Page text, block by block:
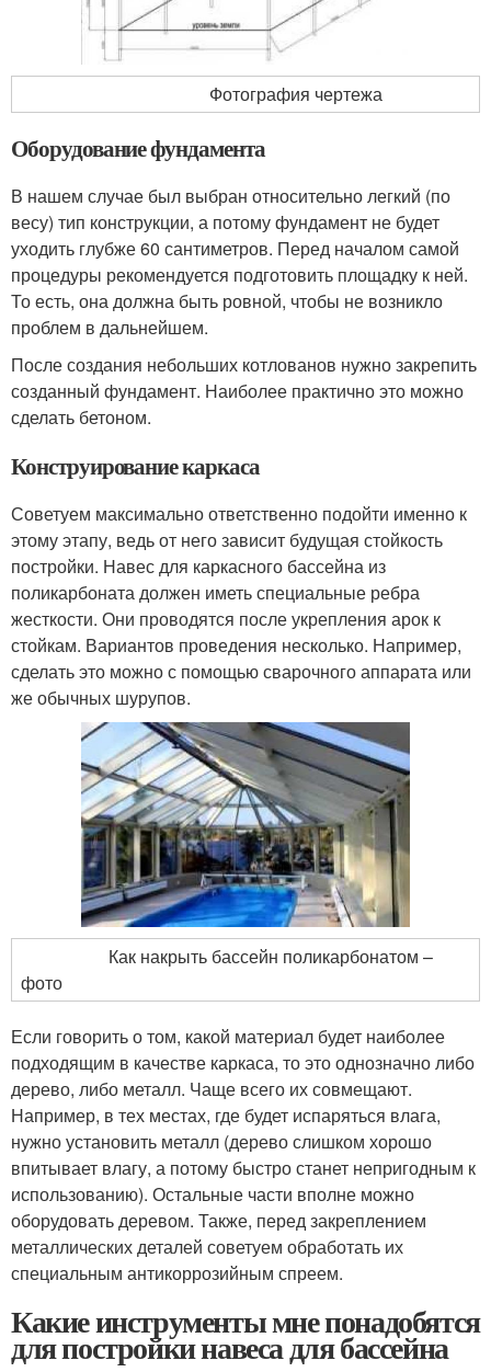
Фотография чертежа
Оборудование фундамента
В нашем случае был выбран относительно легкий (по
весу) тип конструкции, а потому фундамент не будет
уходить глубже 60 сантиметров. Перед началом самой
процедуры рекомендуется подготовить площадку к ней.
То есть, она должна быть ровной, чтобы не возникло
проблем в дальнейшем.
После создания небольших котлованов нужно закрепить
созданный фундамент. Наиболее практично это можно
сделать бетоном.
Конструирование каркаса
Советуем максимально ответственно подойти именно к
этому этапу, ведь от него зависит будущая стойкость
постройки. Навес для каркасного бассейна из
поликарбоната должен иметь специальные ребра
жесткости. Они проводятся после укрепления арок к
стойкам. Вариантов проведения несколько. Например,
сделать это можно с помощью сварочного аппарата или
же обычных шурупов.
Как накрыть бассейн поликарбонатом –
фото
Если говорить о том, какой материал будет наиболее
подходящим в качестве каркаса, то это однозначно либо
дерево, либо металл. Чаще всего их совмещают.
Например, в тех местах, где будет испаряться влага,
нужно установить металл (дерево слишком хорошо
впитывает влагу, а потому быстро станет непригодным к
использованию). Остальные части вполне можно
оборудовать деревом. Также, перед закреплением
металлических деталей советуем обработать их
специальным антикоррозийным спреем.
Какие инструменты мне понадобятся
для постройки навеса для бассейна